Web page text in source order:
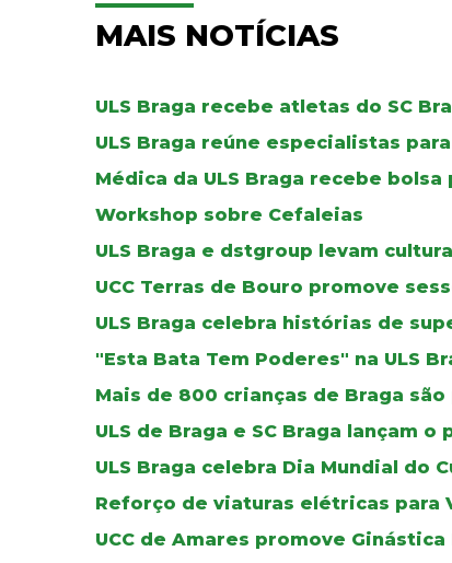
MAIS NOTÍCIAS
ULS Braga recebe atletas do SC
ULS Braga reúne especialistas
Médica da ULS Braga recebe
Workshop sobre Cefaleias
ULS Braga e dstgroup levam
UCC Terras de Bouro promove
ULS Braga celebra histórias de
"Esta Bata Tem Poderes" na ULS
Mais de 800 crianças de Braga
ULS de Braga e SC Braga lançam
ULS Braga celebra Dia Mundial do
Reforço de viaturas elétricas para
UCC de Amares promove Ginástica